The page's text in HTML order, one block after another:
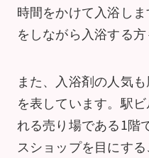
時間をかけて入浴し
をしながら入浴する方
また、入浴剤の人気
を表しています。駅
れる売り場である1階
スショップを目にす